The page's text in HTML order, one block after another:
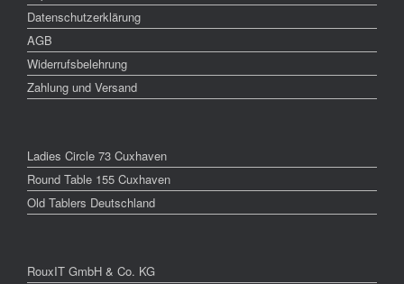
Datenschutzerklärung
AGB
Widerrufsbelehrung
Zahlung und Versand
Ladies Circle 73 Cuxhaven
Round Table 155 Cuxhaven
Old Tablers Deutschland
RouxIT GmbH & Co. KG